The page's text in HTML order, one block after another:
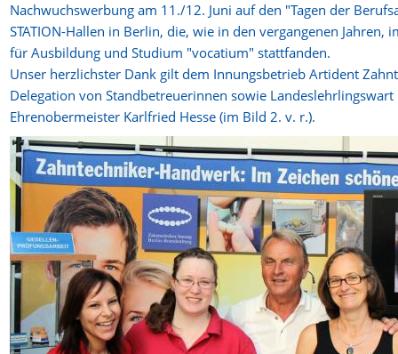
Nachwuchswerbung am 11./12. Juni auf den "Tagen der
STATION-Hallen in Berlin, die, wie in den vergangenen Jahren,
für Ausbildung und Studium "vocatium" stattfanden.
Unser herzlichster Dank gilt dem Innungsbetrieb Artident
Delegation von Standbetreuerinnen sowie
Ehrenobermeister Karlfried Hesse (im Bild 2. v. r.).